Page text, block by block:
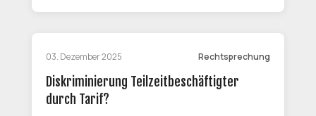
03. Dezember 2025 Rechtsprechung
Diskriminierung Teilzeitbeschäftigter
durch Tarif?